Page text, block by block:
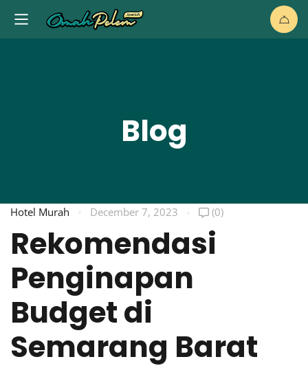
Blog
Hotel Murah December 7, 2023 (0)
Rekomendasi
Penginapan
Budget di
Semarang Barat